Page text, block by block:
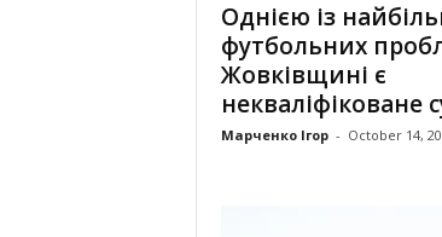
Однією із
футбольних
Жовківщині є
некваліфіковане
Марченко Ігор - October 14,